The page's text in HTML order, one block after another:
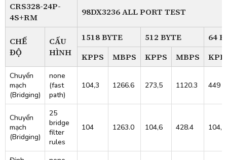
CRS328-24P-
4S+RM
98DX3236 ALL PORT TEST
CHẾ
ĐỘ
CẤU
HÌNH
1518 BYTE 512 BYTE
64
KPPS
MBPS KPPS MBPS
Chuyển
mạch
(Bridging)
none
(fast
path)
104,3 1266.6 273,5 1120.3 449
Chuyển
mạch
(Bridging)
25
bridge
filter
rules
104 1263.0 104,6 428.4 104,5